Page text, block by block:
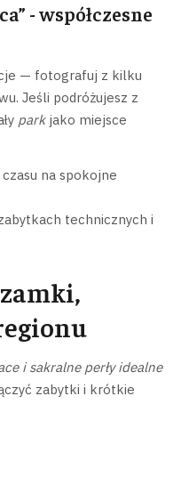
- współczesne
— fotografuj z kilku
Jeśli podróżujesz z
parkjako miejsce
na spokojne
technicznych i
i sakralne perły idealne
zabytki i krótkie